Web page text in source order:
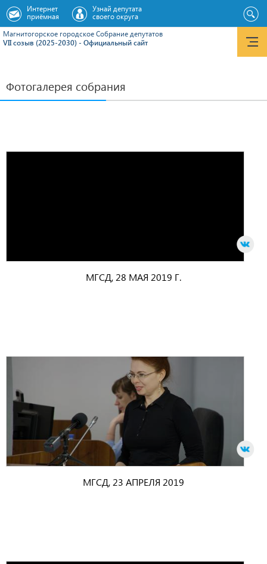
Магнитогорское городское Cобрание депутатов
VII созыв (2025-2030) - Официальный сайт
Интернет
приёмная
Узнай депутата
своего округа
Фотогалерея собрания
МГСД, 28 МАЯ 2019 Г.
МГСД, 23 АПРЕЛЯ 2019